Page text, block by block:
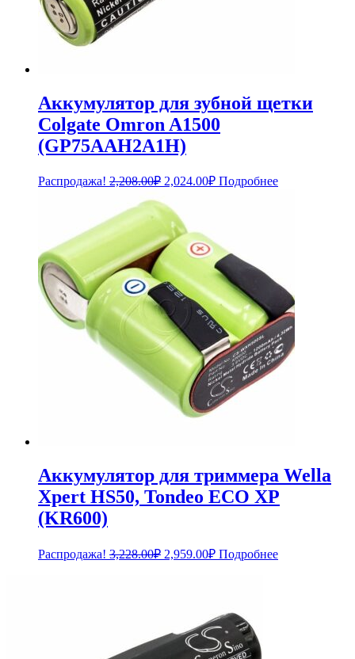
Аккумулятор для зубной щетки
Colgate Omron A1500
(GP75AAH2A1H)
Распродажа! 2,208.00₽ Первоначальная
составляла
2,208.00₽.
2,024.00₽Текущая
Подробнее
Аккумулятор для триммера Wella
Xpert HS50, Tondeo ECO XP
(KR600)
Распродажа! 3,228.00₽ Первоначальная
2,959.00₽Текущая
цена:
Подробнее